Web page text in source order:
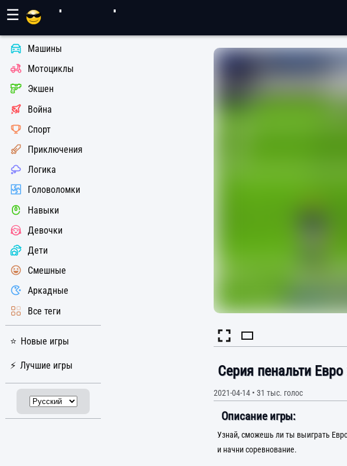
☰
Машины
Мотоциклы
Экшен
Война
Спорт
Приключения
Логика
Головоломки
Навыки
Девочки
Дети
Смешные
Аркадные
Все теги
Новые игры
Лучшие игры Серия пенальти Евро
2021-04-14• 31 тыс. голос
Описание игры:
Узнай, сможешь ли ты выиграть
и начни соревнование.